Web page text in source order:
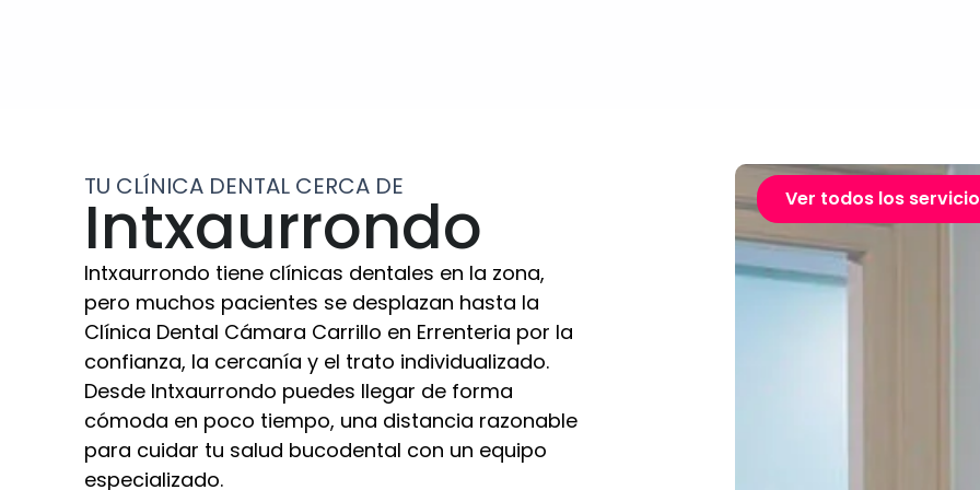
TU CLÍNICA DENTAL CERCA DE
Intxaurrondo
Intxaurrondo tiene clínicas dentales en la zona,
pero muchos pacientes se desplazan hasta la
Clínica Dental Cámara Carrillo en Errenteria por la
confianza, la cercanía y el trato individualizado.
Desde Intxaurrondo puedes llegar de forma
cómoda en poco tiempo, una distancia razonable
para cuidar tu salud bucodental con un equipo
especializado.
Ver todos los